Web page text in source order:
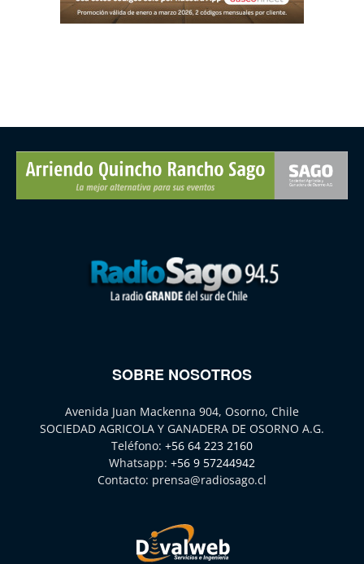
SOBRE NOSOTROS
Avenida Juan Mackenna 904, Osorno, Chile
SOCIEDAD AGRICOLA Y GANADERA DE OSORNO A.G.
Teléfono: +56 64 223 2160
Whatsapp: +56 9 57244942
Contacto: prensa@radiosago.cl